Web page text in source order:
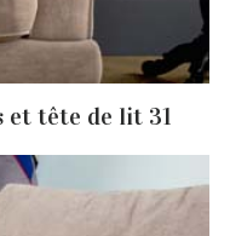
et tête de lit 31